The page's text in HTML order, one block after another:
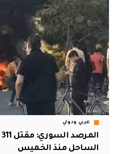
عربي ودولي
الساحل منذ الخميس